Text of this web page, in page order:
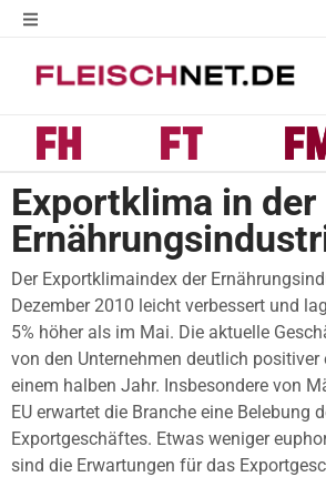
Exportklima in der
Der Exportklimaindex der
Dezember 2010 leicht verbessert und
5% höher als im Mai. Die aktuelle
von den Unternehmen deutlich
einem halben Jahr. Insbesondere von
EU erwartet die Branche eine Belebung
Exportgeschäftes. Etwas weniger
sind die Erwartungen für das